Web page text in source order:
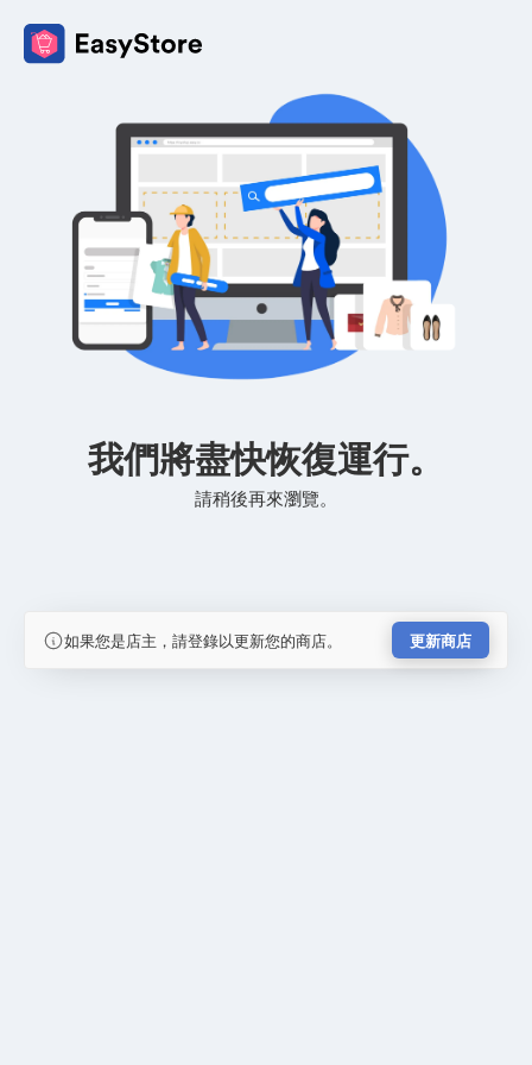
我們將盡快恢復運行。
請稍後再來瀏覽。
如果您是店主，請登錄以更新您的商店。 更新商店